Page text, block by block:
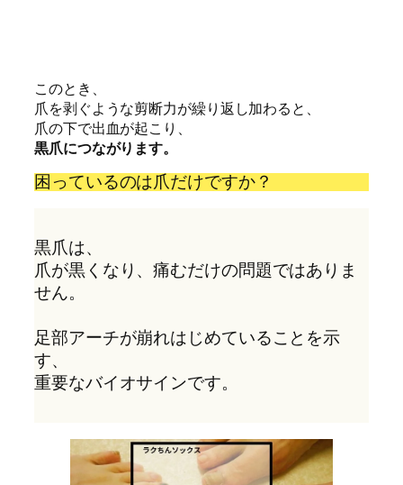
このとき、
爪を剥ぐような剪断力が繰り返し加わると、
爪の下で出血が起こり、
黒爪につながります。
困っているのは爪だけですか？
黒爪は、
爪が黒くなり、痛むだけの問題ではありま
せん。
足部アーチが崩れはじめていることを示
す、
重要なバイオサインです。